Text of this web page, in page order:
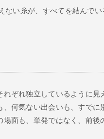
ない糸が、すべてを結んでい
れぞれ独立しているように
、何気ない出会いも、すで
面も、単発ではなく、前後